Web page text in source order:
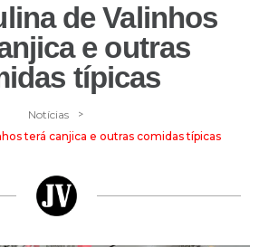
de Valinhos
e outras
típicas
Notícias >
terá canjica e outras comidas típicas